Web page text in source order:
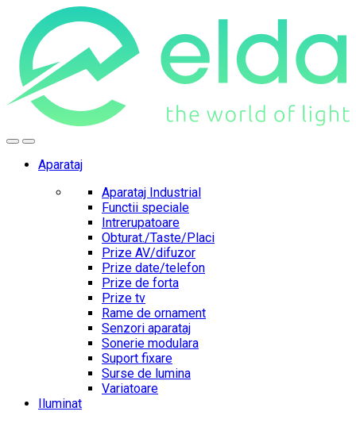
navigation
content
Aparataj
Aparataj Industrial
Functii speciale
Intrerupatoare
Obturat./Taste/Placi
Prize AV/difuzor
Prize date/telefon
Prize de forta
Prize tv
Rame de ornament
Senzori aparataj
Sonerie modulara
Suport fixare
Surse de lumina
Variatoare
Iluminat